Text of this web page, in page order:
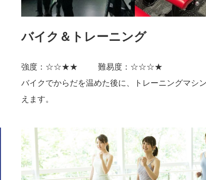
バイク＆トレーニング
強度：☆☆★★
難易度：☆☆☆★
バイクでからだを温めた後に、トレーニングマシ
えます。